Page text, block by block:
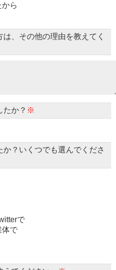
ら
は、その他の理由を教えてく
たか？ ※
？いくつでも選んでくださ
で
体で